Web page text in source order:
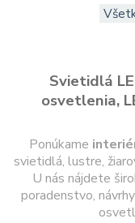
Svietidlá
osvetlenia,
Ponúkame
svietidlá, lustre,
U nás nájdete
poradenstvo,